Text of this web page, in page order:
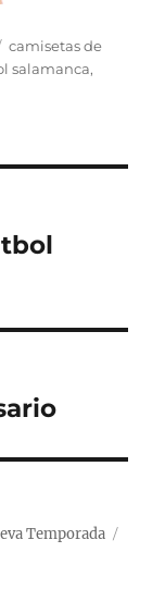
Etiquetas
camisetas de
salamanca,
Temporada